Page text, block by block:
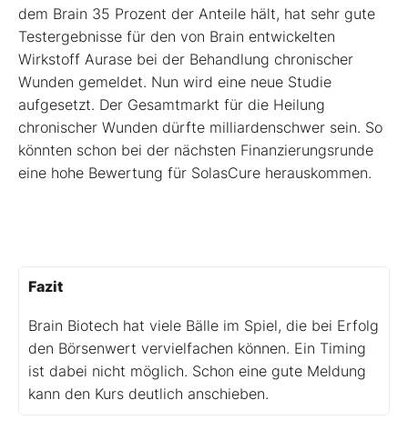
dem Brain 35 Prozent der Anteile hält, hat sehr gute
Testergebnisse für den von Brain entwickelten
Wirkstoff Aurase bei der Behandlung chronischer
Wunden gemeldet. Nun wird eine neue Studie
aufgesetzt. Der Gesamtmarkt für die Heilung
chronischer Wunden dürfte milliardenschwer sein. So
könnten schon bei der nächsten Finanzierungsrunde
eine hohe Bewertung für SolasCure herauskommen.
Fazit
Brain Biotech hat viele Bälle im Spiel, die bei Erfolg
den Börsenwert vervielfachen können. Ein Timing
ist dabei nicht möglich. Schon eine gute Meldung
kann den Kurs deutlich anschieben.